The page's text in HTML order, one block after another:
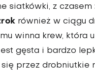
siatkówki, z czasem
również w ciągu
winna krew, która
gęsta i bardzo
przez drobniutkie